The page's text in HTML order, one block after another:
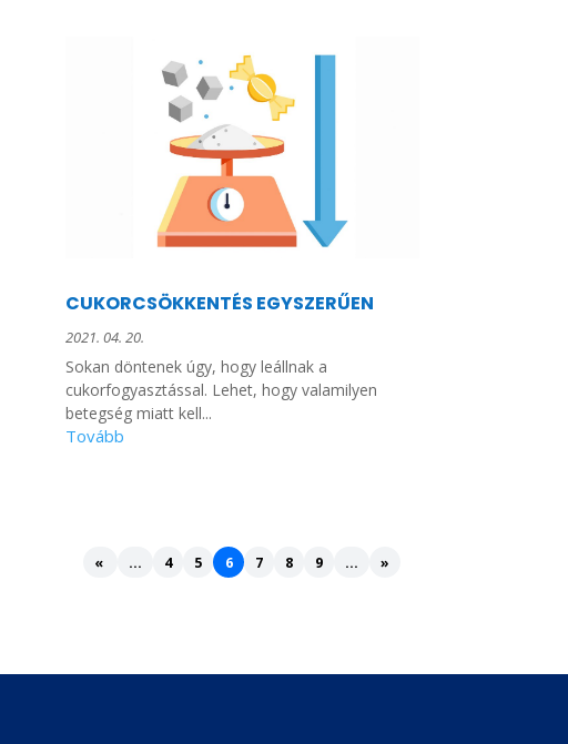
CUKORCSÖKKENTÉS EGYSZERŰEN
2021. 04. 20.
Sokan döntenek úgy, hogy leállnak a
cukorfogyasztással. Lehet, hogy valamilyen
betegség miatt kell...
« ... 4 5 6 7 8 9 ... »